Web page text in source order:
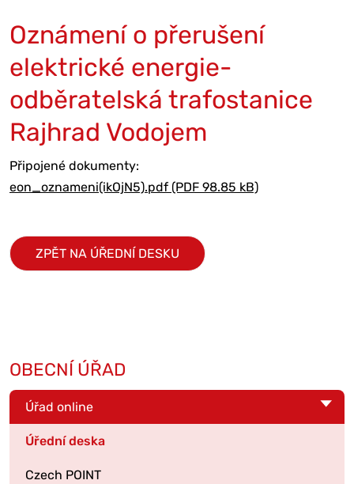
Oznámení o přerušení
elektrické energie-
odběratelská trafostanice
Rajhrad Vodojem
Připojené dokumenty:
eon_oznameni(ikOjN5).pdf (PDF 98.85 kB)
ZPĚT NA ÚŘEDNÍ DESKU
OBECNÍ ÚŘAD
Úřad online
Úřední deska
Czech POINT